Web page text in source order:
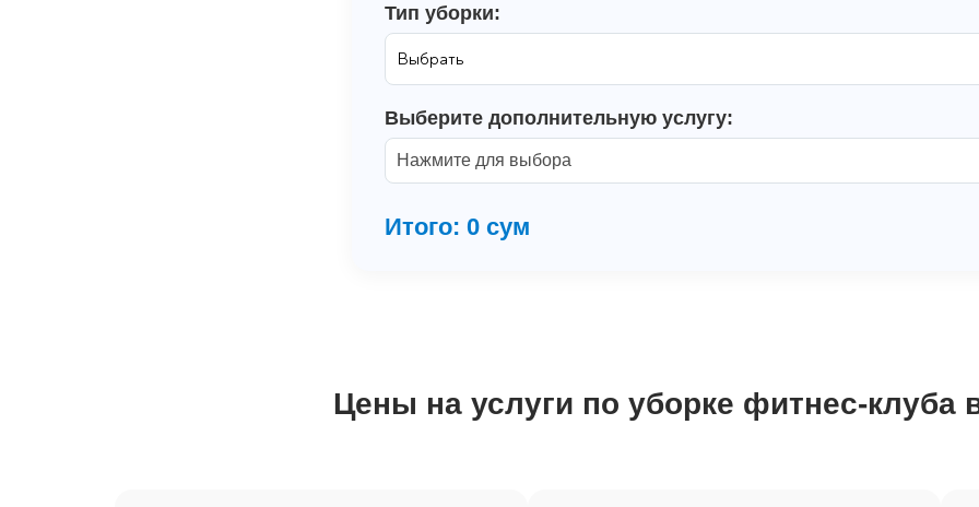
Тип уборки:
Выберите дополнительную услугу:
Нажмите для выбора
Итого: 0 сум
Цены на услуги по уборке фитнес-клуба